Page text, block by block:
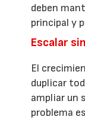
deben
principal y
Escalar
El
duplicar
ampliar un
problema